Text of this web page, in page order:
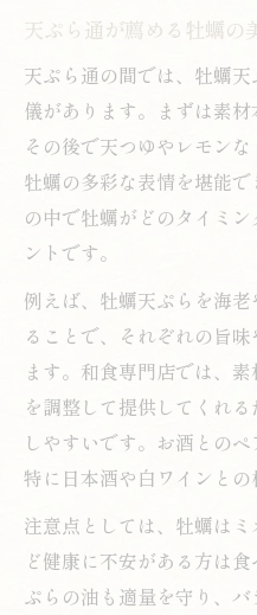
天ぷら通が薦める牡蠣の
天ぷら通の間では、牡蠣
儀があります。まずは素材
その後で天つゆやレモンな
牡蠣の多彩な表情を堪能
の中で牡蠣がどのタイミ
ントです。
例えば、牡蠣天ぷらを海
ることで、それぞれの旨
ます。和食専門店では、
を調整して提供してくれ
しやすいです。お酒とのペ
特に日本酒や白ワインとの
注意点としては、牡蠣は
ど健康に不安がある方は
ぷらの油も適量を守り、